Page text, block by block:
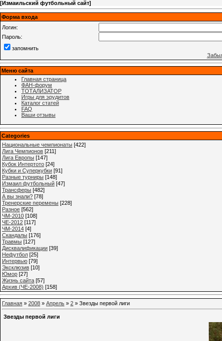
[Измаильский футбольный сайт]
Форма входа
Логин:
Пароль:
запомнить
Меню сайта
Главная страница
ФАН-форум
ТОТАЛИЗАТОР
Игры для эрудитов
Каталог статей
FAQ
Ваши отзывы
Categories
Национальные чемпионаты [422]
Лига Чемпионов [211]
Лига Европы [147]
Кубок Интертото [24]
Кубки и Суперкубки [91]
Разные турниры [148]
Измаил футбольный [47]
Трансферы [482]
А вы знали? [78]
Тренерские перемены [228]
Разное [562]
ЧМ-2010 [108]
ЧЕ-2012 [117]
ЧМ-2014 [4]
Cкандалы [176]
Травмы [127]
Дисквалификации [39]
Нефутбол [25]
Интервью [79]
Эксклюзив [10]
Юмор [27]
Жизнь сайта [57]
Архив (ЧЕ-2008) [158]
Главная » 2008 » Апрель » 2 » Звезды первой лиги
Звезды первой лиги